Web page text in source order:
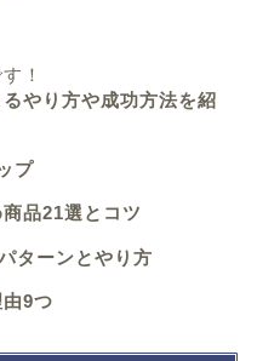
！
やり方や成功方法を紹
プ
品21選とコツ
ターンとやり方
9つ